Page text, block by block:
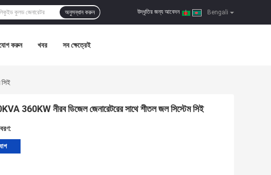
Bengali
উদ্ধৃতির জন্য আবেদন |
অনুসন্ধান করুন
করুন খবর সব ক্ষেত্রেই
360KW নীরব ডিজেল জেনারেটরের সাথে শীতল জল সিস্টেম সিই